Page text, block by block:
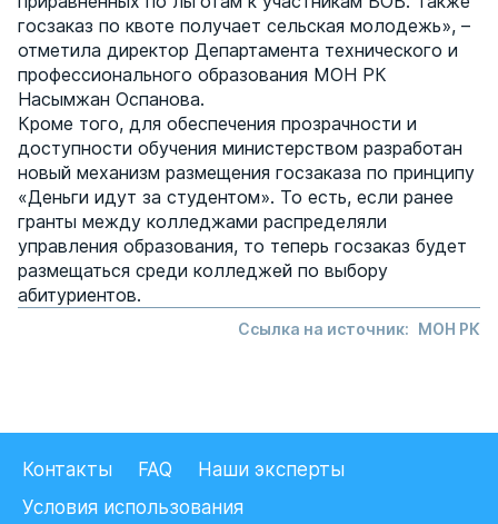
госзаказ по квоте получает сельская молодежь», –
отметила директор Департамента технического и
профессионального образования МОН РК
Насымжан Оспанова.
Кроме того, для обеспечения прозрачности и
доступности обучения министерством разработан
новый механизм размещения госзаказа по принципу
«Деньги идут за студентом». То есть, если ранее
гранты между колледжами распределяли
управления образования, то теперь госзаказ будет
размещаться среди колледжей по выбору
абитуриентов.
Ссылка на источник: МОН РК
Контакты FAQ
Наши эксперты
Условия использования